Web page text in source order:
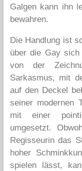
Galgen kann ihn
bewahren.
Die Handlung ist
über die Gay
von der
Sarkasmus, mit
auf den Deckel
seiner modernen
mit einer
umgesetzt.
Regisseurin das
hoher
spielen lässt,